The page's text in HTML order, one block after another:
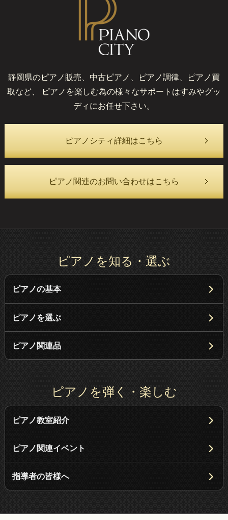
静岡県のピアノ販売、中古ピアノ、ピアノ調律、ピアノ買
取など、
ピアノを楽しむ為の様々なサポートはすみやグッ
ディにお任せ下さい。
ピアノシティ詳細はこちら
ピアノ関連のお問い合わせはこちら
ピアノを知る・選ぶ
ピアノの基本
ピアノを選ぶ
ピアノ関連品
ピアノを弾く・楽しむ
ピアノ教室紹介
ピアノ関連イベント
指導者の皆様へ